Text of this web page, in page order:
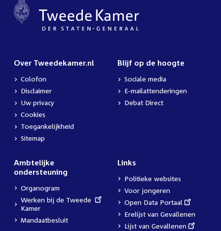
Over Tweedekamer.nl
Colofon
Disclaimer
Uw privacy
Cookies
Toegankelijkheid
Sitemap
Blijf op de hoogte
Sociale media
E-mailattenderingen
Debat Direct
Ambtelijke
ondersteuning
Organogram
External
link:
Werken bij de Tweede
Kamer
Mandaatbesluit
Links
Politieke websites
Voor jongeren
External
link:
Open Data Portaal
Erelijst van Gevallenen
External
Lijst van Gevallenen